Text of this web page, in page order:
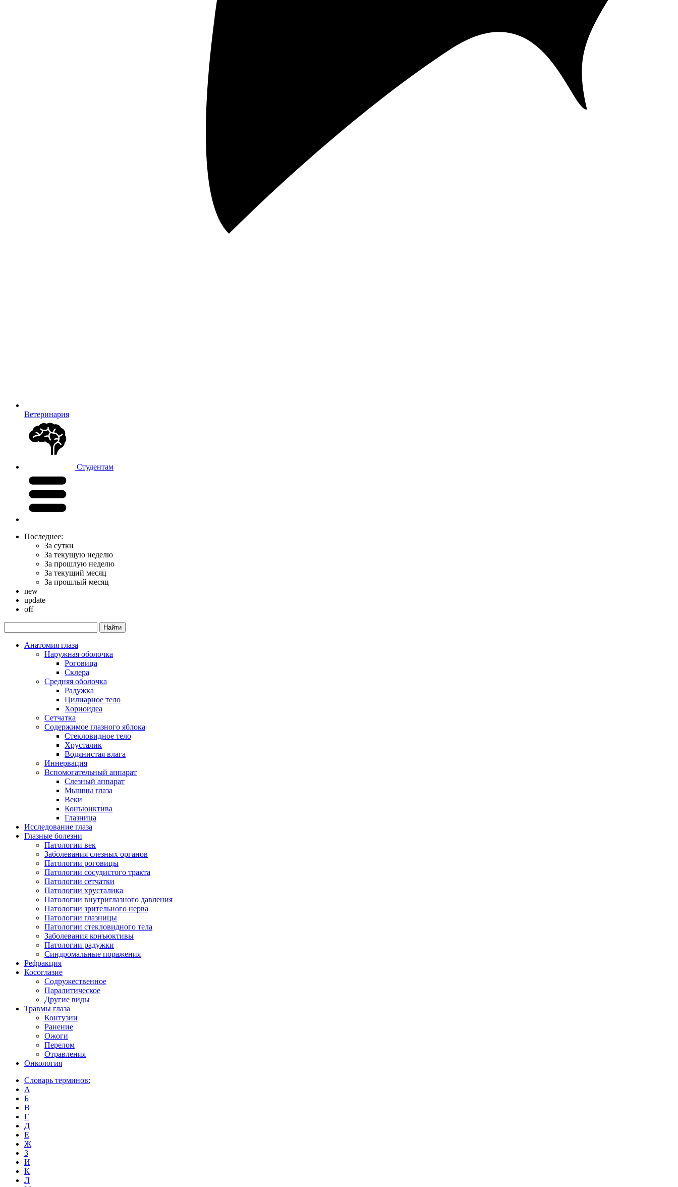
Ветеринария
Студентам
Последнее:
За сутки
За текущую неделю
За прошлую неделю
За текущий месяц
За прошлый месяц
new
update
off
Анатомия глаза
Наружная оболочка
Роговица
Склера
Средняя оболочка
Радужка
Цилиарное тело
Хориоидеа
Сетчатка
Содержимое глазного яблока
Стекловидное тело
Хрусталик
Водянистая влага
Иннервация
Вспомогательный аппарат
Слезный аппарат
Мышцы глаза
Веки
Конъюнктива
Глазница
Исследование глаза
Глазные болезни
Патологии век
Заболевания слезных органов
Патологии роговицы
Патологии сосудистого тракта
Патологии сетчатки
Патологии хрусталика
Патологии внутриглазного давления
Патологии зрительного нерва
Патологии глазницы
Патологии стекловидного тела
Заболевания конъюктивы
Патологии радужки
Синдромальные поражения
Рефракция
Косоглазие
Содружественное
Паралитическое
Другие виды
Травмы глаза
Контузии
Ранениe
Ожоги
Перелом
Отравления
Онкология
Словарь терминов:
А
Б
В
Г
Д
Е
Ж
З
И
К
Л